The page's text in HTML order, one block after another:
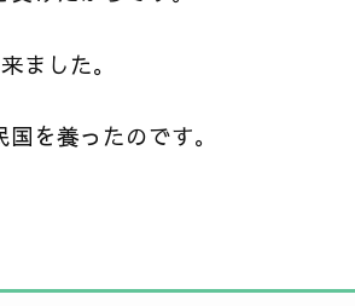
ました。
を養ったのです。